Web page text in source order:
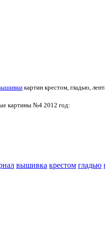
картин крестом, гладью,
картины №4 2012 год:
вышивка крестом гладью